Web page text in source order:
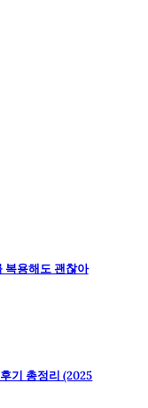
복용해도 괜찮아
기 총정리 (2025